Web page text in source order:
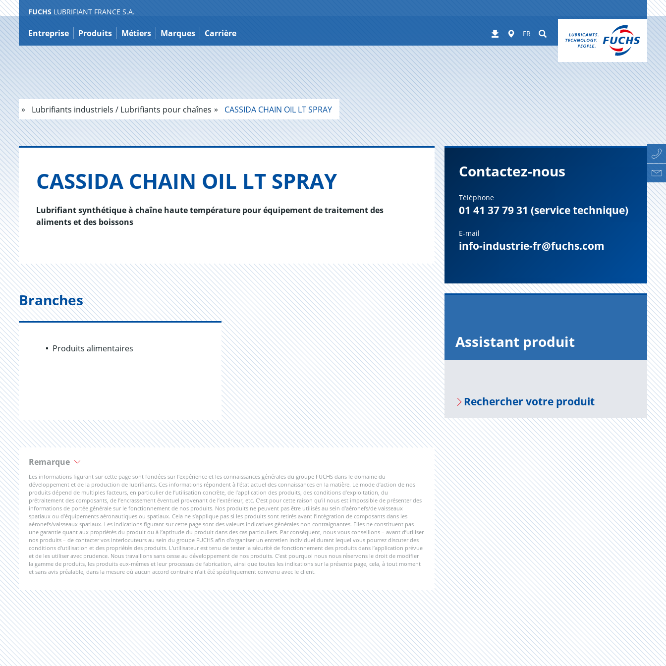
Contenu
FUCHS LUBRIFIANT FRANCE S.A.
Entreprise Produits Métiers Marques Carrière Téléchargements
Worldwide
FR Suchen
Lubrifiants industriels / Lubrifiants pour chaînes CASSIDA CHAIN OIL LT SPRAY
CAS­SIDA CHAIN OIL LT SPRAY
Lubrifiant synthétique à chaîne haute température pour équipement de traitement des
aliments et des boissons
Branches
Produits alimentaires
Remarque
Les informations figurant sur cette page sont fondées sur l'expérience et les connaissances générales du groupe FUCHS dans le domaine du
développement et de la production de lubrifiants. Ces informations répondent à l'état actuel des connaissances en la matière. Le mode d’action de nos
produits dépend de multiples facteurs, en particulier de l’utilisation concrète, de l’application des produits, des conditions d’exploitation, du
prétraitement des composants, de l’encrassement éventuel provenant de l’extérieur, etc. C’est pour cette raison qu'il nous est impossible de présenter des
informations de portée générale sur le fonctionnement de nos produits. Nos produits ne peuvent pas être utilisés au sein d’aéronefs/de vaisseaux
spatiaux ou d’équipements aéronautiques ou spatiaux. Cela ne s’applique pas si les produits sont retirés avant l’intégration de composants dans les
aéronefs/vaisseaux spatiaux. Les indications figurant sur cette page sont des valeurs indicatives générales non contraignantes. Elles ne constituent pas
une garantie quant aux propriétés du produit ou à l’aptitude du produit dans des cas particuliers. Par conséquent, nous vous conseillons – avant d’utiliser
nos produits – de contacter vos interlocuteurs au sein du groupe FUCHS afin d'organiser un entretien individuel durant lequel vous pourrez discuter des
conditions d'utilisation et des propriétés des produits. L’utilisateur est tenu de tester la sécurité de fonctionnement des produits dans l’application prévue
et de les utiliser avec prudence. Nous travaillons sans cesse au développement de nos produits. C’est pourquoi nous nous réservons le droit de modifier
la gamme de produits, les produits eux-mêmes et leur processus de fabrication, ainsi que toutes les indications sur la présente page, cela, à tout moment
et sans avis préalable, dans la mesure où aucun accord contraire n’ait été spécifiquement convenu avec le client.
Contactez-nous
Téléphone
01 41 37 79 31 (service technique)
E-mail
info-industrie-fr@fuchs.com
Assis­tant pro­duit
Recher­cher votre pro­duit